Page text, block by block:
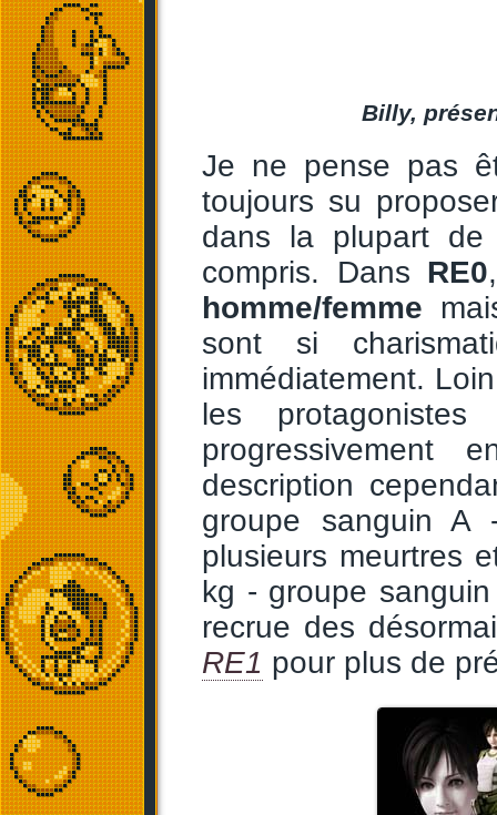
Billy,
Je ne pense pas
toujours su
dans la plupart
compris. Dans RE0
homme/femme
sont si
immédiatement.
les
progressivement
description
groupe sanguin
plusieurs meurtres
kg - groupe
recrue des
RE1 pour plus de